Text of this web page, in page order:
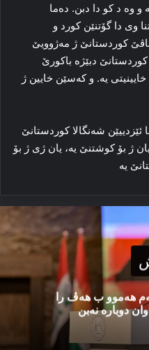
و وه‌ د کو دا دبن. ده‌ما
وی دا گۆتنێن کورد و
کوردستانێ ژ مه‌ژوویێ
دبێژه‌ باکورێ
یه‌. و که‌سێن خایین ژ
شه‌نگالا کوردستانێ
ژ بۆ کوشتنێ یه‌، یان ژی ژ بۆ
یه‌
هەموو ب هەڤ را
دوبارە نەبن